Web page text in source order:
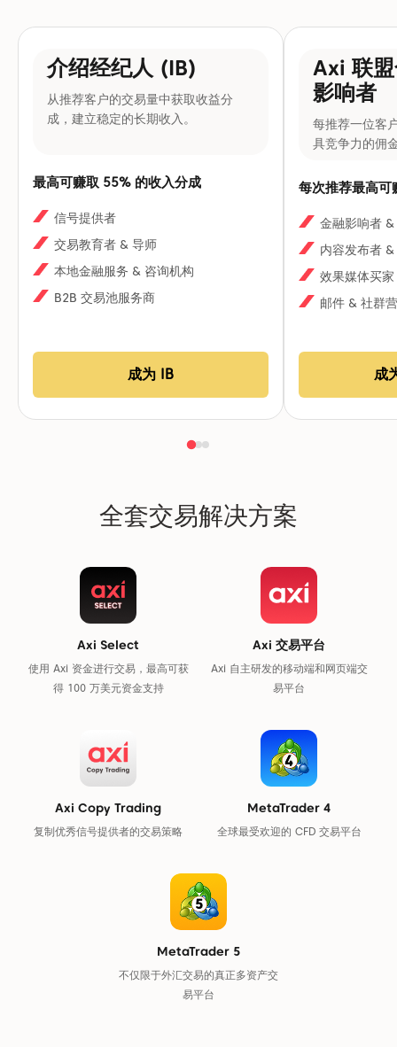
介绍经纪人 (IB)
从推荐客户的交易量中获取收益分
成，建立稳定的长期收入。
最高可赚取 55% 的收入分成
信号提供者
交易教育者 & 导师
本地金融服务 & 咨询机构
B2B 交易池服务商
成为 IB
Axi 联
影响者
每推荐一位客
具竞争力的佣
每次推荐最高可
金融影响者
内容发布者
效果媒体买家
邮件 & 社群
成
全套交易解决方案
Axi Select
使用 Axi 资金进行交易，最高可获
得 100 万美元资金支持
Axi 交易平台
Axi 自主研发的移动端和网页端交
易平台
Axi Copy Trading
复制优秀信号提供者的交易策略
MetaTrader 4
全球最受欢迎的 CFD 交易平台
MetaTrader 5
不仅限于外汇交易的真正多资产交
易平台